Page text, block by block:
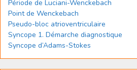
Période de Luciani-Wenckebach
Point de Wenckebach
Pseudo-bloc atrioventriculaire
Syncope 1. Démarche diagnostique
Syncope d’Adams-Stokes